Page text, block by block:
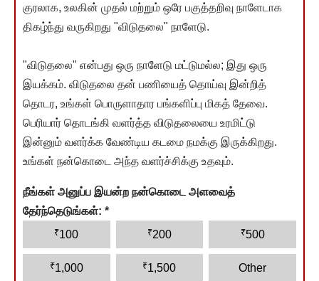
குரலாக, உலகின் முதல் மற்றும் ஒரே பகுத்தறிவு நாளேடாக
திகழ்ந்து வருகிறது "விடுதலை" நாளேடு.
"விடுதலை" என்பது ஒரு நாளேடு மட்டுமல்ல; இது ஒரு
இயக்கம். விடுதலை தன் பணியைத் தொய்வு இன்றித்
தொடர, உங்கள் பொருளாதார பங்களிப்பு மிகத் தேவை.
பெரியார் தொடங்கி வளர்த்த விடுதலையை உரமிட்டு
இன்னும் வளர்க்க வேண்டிய கடமை நமக்கு இருக்கிறது.
உங்கள் நன்கொடை அந்த வளர்ச்சிக்கு உதவும்.
நீங்கள் அனுப்ப இயன்ற நன்கொடை அளவைத்
தேர்ந்தெடுங்கள்: *
₹100 ₹200 ₹500
₹1,000 ₹1,500 Other